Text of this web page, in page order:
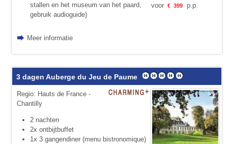
stallen en het museum van het paard,
gebruik audioguide)
Meer informatie
voor € 399p.p.
3 dagen Auberge du Jeu de Paume
Regio: Hauts de France -
Chantilly
2 nachten
2x ontbijtbuffet
1x 3 gangendiner (menu bistronomique)